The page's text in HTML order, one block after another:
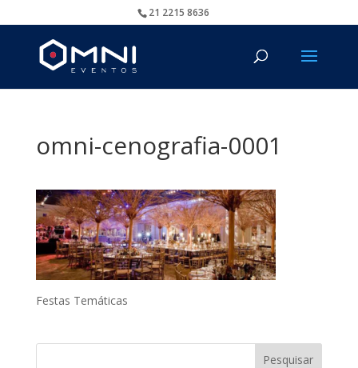
21 2215 8636
omni-cenografia-0001
Festas Temáticas